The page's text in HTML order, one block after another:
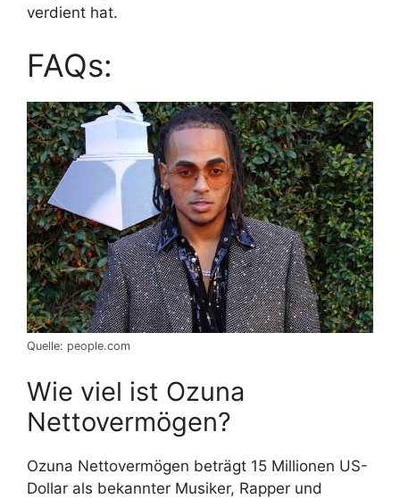
verdient hat.
FAQs:
Quelle: people.com
Wie viel ist Ozuna
Nettovermögen?
Ozuna Nettovermögen beträgt 15 Millionen US-
Dollar als bekannter Musiker, Rapper und